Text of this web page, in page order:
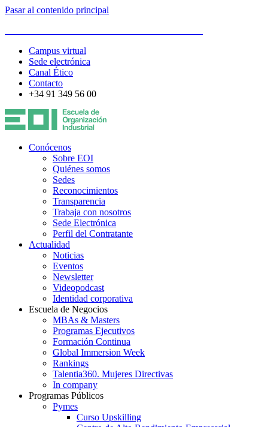
Pasar al contenido principal
Campus virtual
Sede electrónica
Canal Ético
Contacto
+34 91 349 56 00
Conócenos
Sobre EOI
Quiénes somos
Sedes
Reconocimientos
Transparencia
Trabaja con nosotros
Sede Electrónica
Perfil del Contratante
Actualidad
Noticias
Eventos
Newsletter
Videopodcast
Identidad corporativa
Escuela de Negocios
MBAs & Masters
Programas Ejecutivos
Formación Continua
Global Immersion Week
Rankings
Talentia360. Mujeres Directivas
In company
Programas Públicos
Pymes
Curso Upskilling